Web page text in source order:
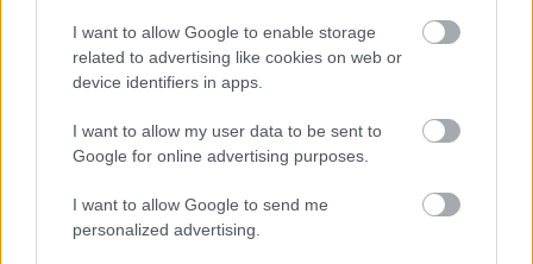
I want to allow Google to enable storage
related to advertising like cookies on web or
device identifiers in apps.
I want to allow my user data to be sent to
Google for online advertising purposes.
I want to allow Google to send me
personalized advertising.
Kas notiek, kad aizveras guļamistabas
durvis? Zodiaka zīme atklāj tavu intīmo
pusi
Ukraina trāpījusi Krievijas biznesa sirdī?
Sekas var būt daudz nopietnākas par
Atcelt Ziņot